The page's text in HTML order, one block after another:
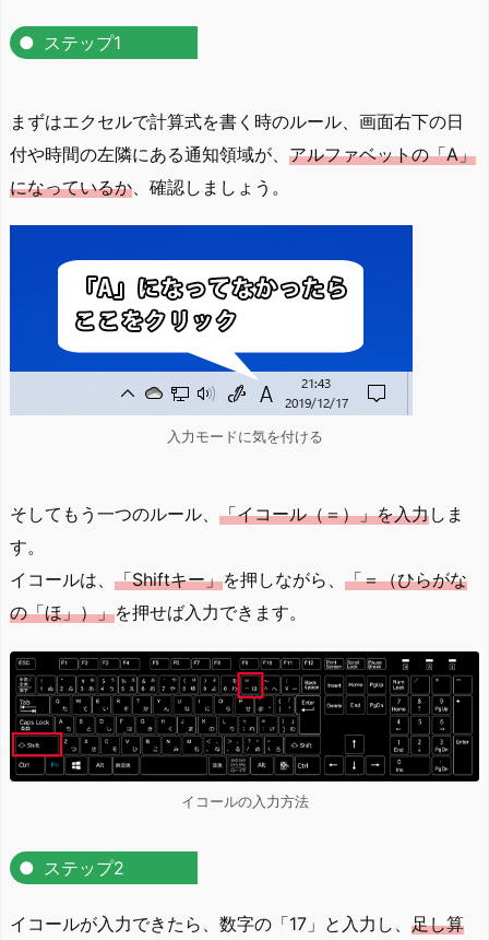
ステップ1
まずはエクセルで計算式を書く時のルール、画面右下の日
付や時間の左隣にある通知領域が、 アルファベットの「A」
になっているか 、確認しましょう。
入力モードに気を付ける
そしてもう一つのルール、 「イコール（＝）」を入力しま
す。
イコールは、 「Shiftキー」を押しながら、 「＝（ひらがな
の「ほ」）」を押せば入力できます。
イコールの入力方法
ステップ2
イコールが入力できたら、数字の「17」と入力し、 足し算